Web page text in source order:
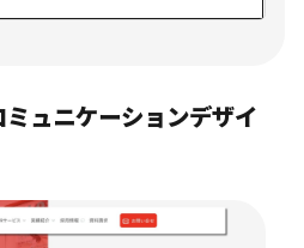
ュニケーションデザイ